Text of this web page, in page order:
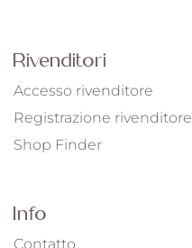
Rivenditori
Accesso rivenditore
Registrazione rivenditore
Shop Finder
Info
Contatto